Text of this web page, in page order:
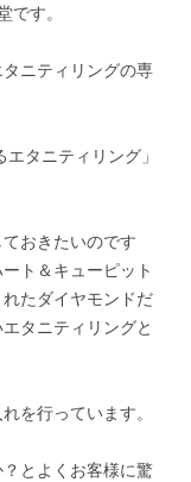
す。
ニティリングの専
タニティリング」
おきたいのです
ト＆キューピット
たダイヤモンドだ
タニティリングと
を行っています。
とよくお客様に驚